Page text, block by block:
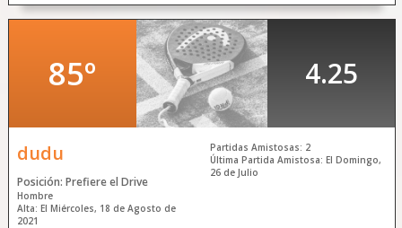
85º 4.25
dudu
Posición: Prefiere el Drive
Hombre
Alta: El Miércoles, 18 de Agosto de
2021
Partidas Amistosas: 2
Última Partida Amistosa: El Domingo,
26 de Julio